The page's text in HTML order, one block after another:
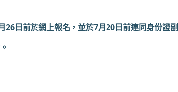
日前於網上報名，並於7月20日前連同身份證